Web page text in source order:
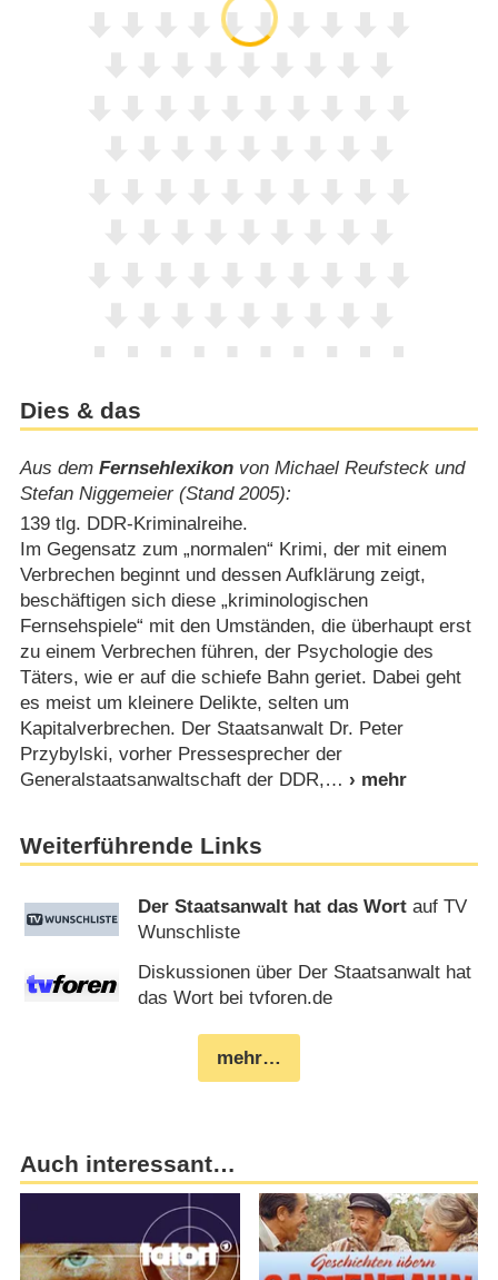
Dies & das
Aus dem Fernsehlexikonvon Michael Reufsteck und
Stefan Niggemeier (Stand 2005):
139 tlg. DDR-Kriminalreihe.
Im Gegensatz zum „normalen“ Krimi, der mit einem
Verbrechen beginnt und dessen Aufklärung zeigt,
beschäftigen sich diese „kriminologischen
Fernsehspiele“ mit den Umständen, die überhaupt erst
zu einem Verbrechen führen, der Psychologie des
Täters, wie er auf die schiefe Bahn geriet. Dabei geht
es meist um kleinere Delikte, selten um
Kapitalverbrechen. Der Staatsanwalt Dr. Peter
Przybylski, vorher Pressesprecher der
Generalstaatsanwaltschaft der DDR,
Weiterführende Links
Der Staatsanwalt hat das Wort auf TV
Wunschliste
Diskussionen über Der Staatsanwalt hat
das Wort bei tvforen.de
mehr…
Auch interessant…